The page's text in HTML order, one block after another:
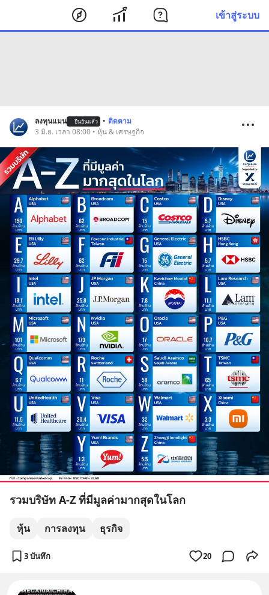
เข้าสู่ระบบ
ลงทุนแมน ยืนยันแล้ว • ติดตาม
3 มิ.ย. เวลา 08:00 • หุ้น & เศรษฐกิจ
รวมบริษัท A-Z ที่มีมูลค่ามากสุดในโลก
หุ้น การลงทุน ธุรกิจ
3 บันทึก 20